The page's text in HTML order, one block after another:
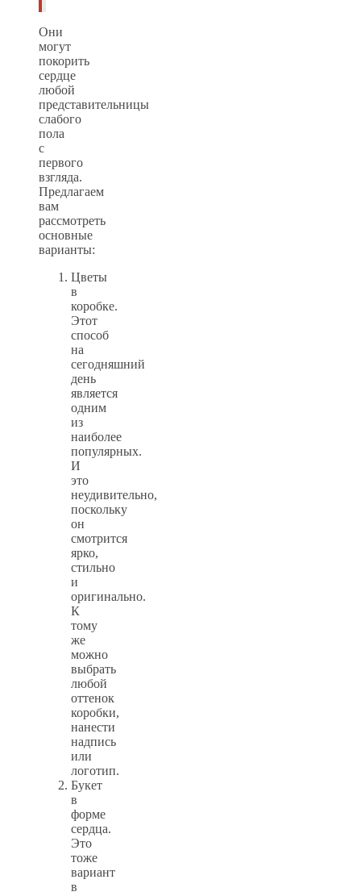
Они
могут
покорить
сердце
любой
представительницы
слабого
пола
с
первого
взгляда.
Предлагаем
вам
рассмотреть
основные
варианты:
Цветы
в
коробке.
Этот
способ
на
сегодняшний
день
является
одним
из
наиболее
популярных.
И
это
неудивительно,
поскольку
он
смотрится
ярко,
стильно
и
оригинально.
К
тому
же
можно
выбрать
любой
оттенок
коробки,
нанести
надпись
или
логотип.
Букет
в
форме
сердца.
Это
тоже
вариант
в